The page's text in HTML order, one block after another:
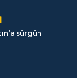
sürgün